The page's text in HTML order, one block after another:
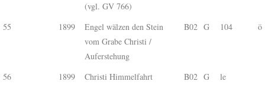
(vgl. GV 766)
55 1899
Engel wälzen den Stein
vom Grabe Christi /
Auferstehung
B02 G 104 ö
56 1899 Christi Himmelfahrt B02 G
le